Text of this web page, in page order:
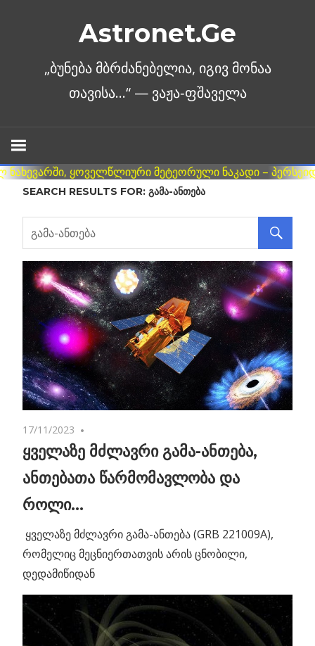
Astronet.Ge
SEARCH RESULTS FOR: ᲒᲐᲛᲐ-ᲐᲜᲗᲔᲑᲐ
17/11/2023
ყველაზე მძლავრი გამა-ანთება,
ანთებათა წარმომავლობა და
როლი…
ყველაზე მძლავრი გამა-ანთება (GRB 221009A),
რომელიც მეცნიერთათვის არის ცნობილი,
დედამიწიდან